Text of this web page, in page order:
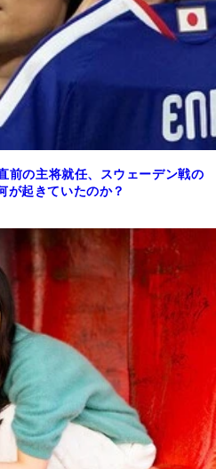
前の主将就任、スウェーデン戦の
起きていたのか？